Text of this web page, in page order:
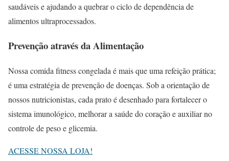
saudáveis e ajudando a quebrar o ciclo de dependência de
alimentos ultraprocessados.
Prevenção através da Alimentação
Nossa comida fitness congelada é mais que uma refeição prática;
é uma estratégia de prevenção de doenças. Sob a orientação de
nossos nutricionistas, cada prato é desenhado para fortalecer o
sistema imunológico, melhorar a saúde do coração e auxiliar no
controle de peso e glicemia.
ACESSE NOSSA LOJA!